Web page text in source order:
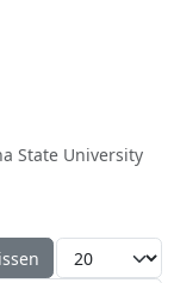
State University
Toon #